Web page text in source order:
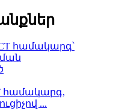
համակարգ,
...